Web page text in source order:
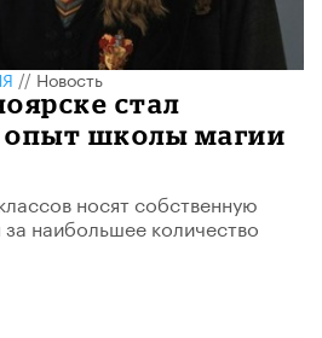
//Новость
стал
опыт школы магии
носят собственную
наибольшее количество